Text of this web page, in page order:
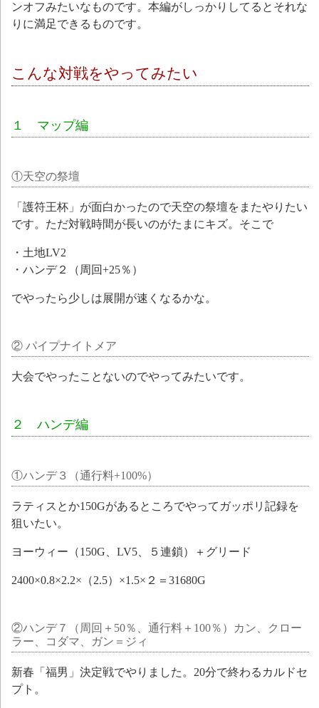
ンオフみたいなものです。本編がしっかりしてるとそれな
りに満足できるものです。
こんな対戦をやってみたい
１ マップ編
①天空の祭壇
「護符王杯」が面白かったので天空の祭壇をまたやりたい
です。ただ対戦時間が長いのがたまにキズ。そこで
・土地LV2
・ハンデ２（周回+25％）
でやったら少しは展開が速くなるかな。
② パイプナイトメア
大会でやったことないのでやってみたいです。
２ ハンデ編
①ハンデ３（通行料+100%）
ラティスとか150Gがあるところでやってガッポリ記録を
狙いたい。
ヨーウィー（150G、LV5、５連鎖）＋グリード
2400×0.8×2.2×（2.5）×1.5×２＝31680G
②ハンデ７（周回＋50％、通行料＋100％）カン、クロー
ラー、コダマ、ガン＝ジィ
新春「福男」決定戦でやりました。20分で終わるカルドセ
プト。